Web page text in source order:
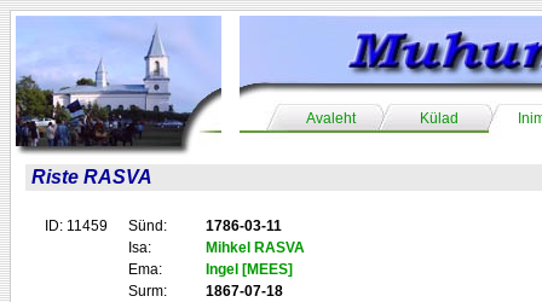
Avaleht Külad
Riste RASVA
ID: 11459 Sünd:
1786-03-11
Isa:
Mihkel RASVA
Ema:
Ingel [MEES]
Surm:
1867-07-18